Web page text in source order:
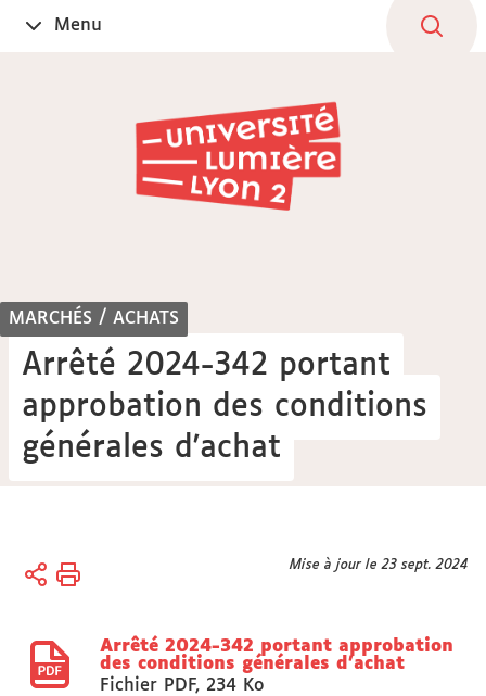
OuvrirMenu
MARCHÉS / ACHATS
Arrêté 2024-342 portant
approbation des conditions
générales d'achat
Vous
Accueil
Mise à jour le 23 sept. 2024
Arrêté 2024-342 portant approbation
des conditions générales d'achat
Fichier PDF, 234 Ko